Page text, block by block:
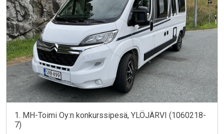
1. MH-Toimi Oy:n konkurssipesä, YLÖJÄRVI (1060218-
7)